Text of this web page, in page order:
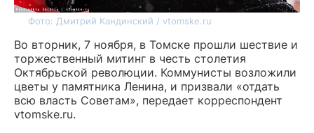
Фото: Дмитрий Кандинский / vtomske.ru
Во вторник, 7 ноября, в Томске прошли шествие и
торжественный митинг в честь столетия
Октябрьской революции. Коммунисты возложили
цветы у памятника Ленина, и призвали «отдать
всю власть Советам», передает корреспондент
vtomske.ru.